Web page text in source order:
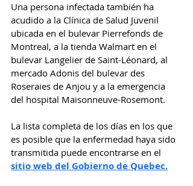
Una persona infectada también ha
acudido a la Clínica de Salud Juvenil
ubicada en el bulevar Pierrefonds de
Montreal, a la tienda Walmart en el
bulevar Langelier de Saint-Léonard, al
mercado Adonis del bulevar des
Roseraies de Anjou y a la emergencia
del hospital Maisonneuve-Rosemont.
La lista completa de los días en los que
es posible que la enfermedad haya sido
transmitida puede encontrarse en el
sitio web del Gobierno de Quebec.